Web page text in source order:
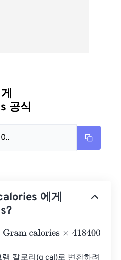
공식
에게
calories×
칼로리(g cal)로 변환하려